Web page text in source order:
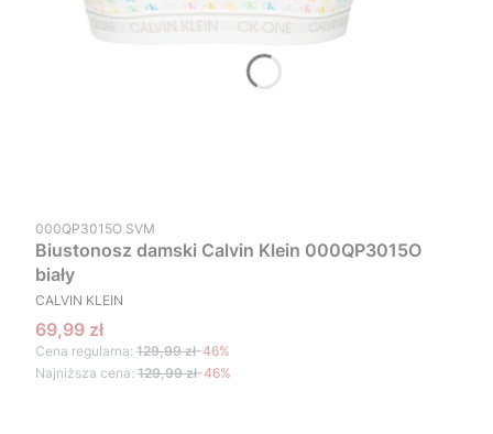
Kod produktu
000QP3015O SVM
Biustonosz damski Calvin Klein 000QP3015O
biały
PRODUCENT
CALVIN KLEIN
Cena promocyjna
69,99 zł
Cena regularna: 129,99 zł-46%
Najniższa cena: 129,99 zł-46%